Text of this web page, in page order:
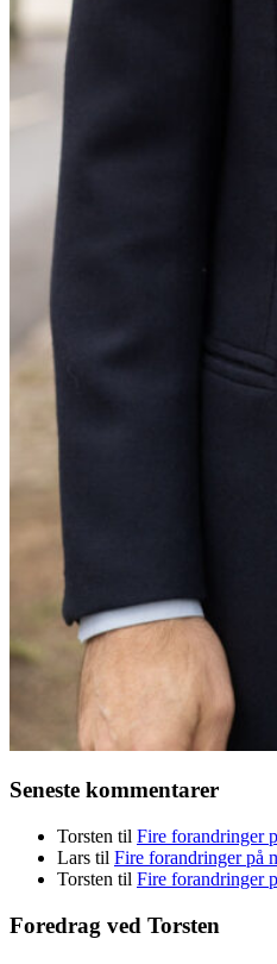
Seneste kommentarer
Torsten til Fire forandringer
Lars til Fire forandringer på
Torsten til Fire forandringer
Foredrag ved Torsten